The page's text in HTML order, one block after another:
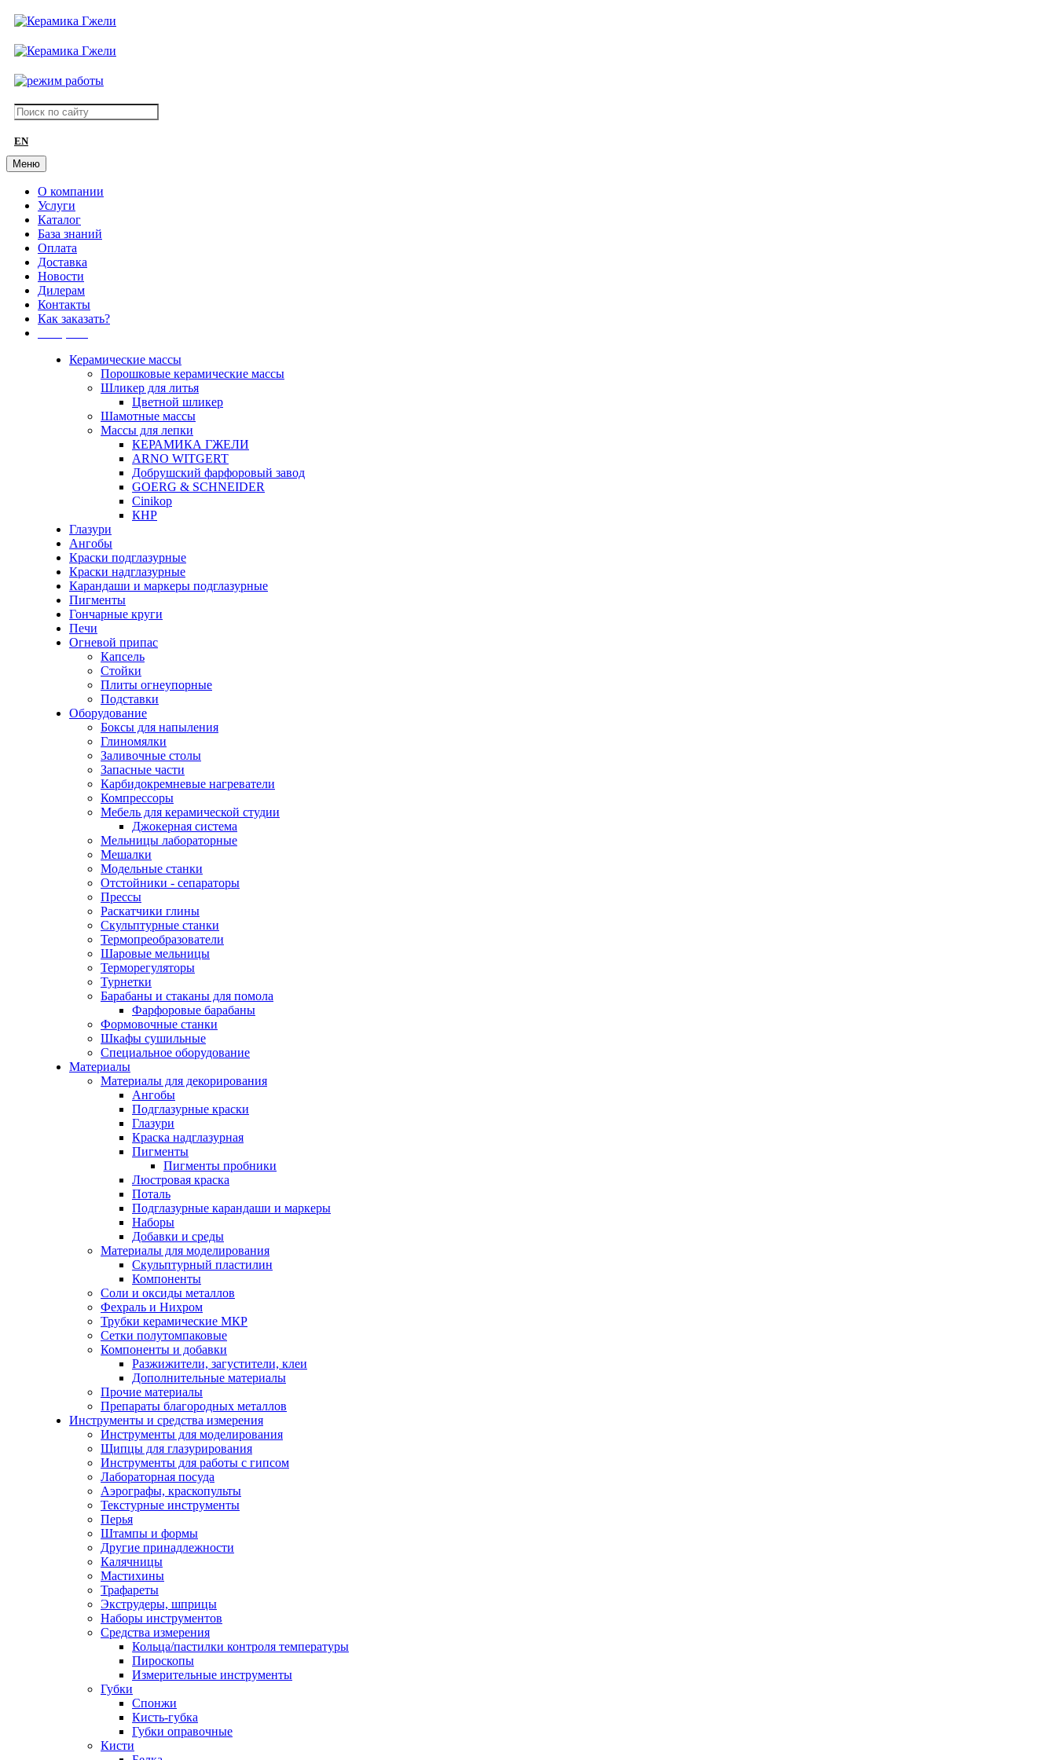
EN
Меню
О компании
Услуги
Каталог
База знаний
Оплата
Доставка
Новости
Дилерам
Контакты
Как заказать?
Керамические массы
Порошковые керамические массы
Шликер для литья
Цветной шликер
Шамотные массы
Массы для лепки
КЕРАМИКА ГЖЕЛИ
ARNO WITGERT
Добрушский фарфоровый завод
GOERG & SCHNEIDER
Cinikop
КНР
Глазури
Ангобы
Краски подглазурные
Краски надглазурные
Карандаши и маркеры подглазурные
Пигменты
Гончарные круги
Печи
Огневой припас
Капсель
Стойки
Плиты огнеупорные
Подставки
Оборудование
Боксы для напыления
Глиномялки
Заливочные столы
Запасные части
Карбидокремневые нагреватели
Компрессоры
Мебель для керамической студии
Джокерная система
Мельницы лабораторные
Мешалки
Модельные станки
Отстойники - сепараторы
Прессы
Раскатчики глины
Скульптурные станки
Термопреобразователи
Шаровые мельницы
Терморегуляторы
Турнетки
Барабаны и стаканы для помола
Фарфоровые барабаны
Формовочные станки
Шкафы сушильные
Специальное оборудование
Материалы
Материалы для декорирования
Ангобы
Подглазурные краски
Глазури
Краска надглазурная
Пигменты
Пигменты пробники
Люстровая краска
Поталь
Подглазурные карандаши и маркеры
Наборы
Добавки и среды
Материалы для моделирования
Скульптурный пластилин
Компоненты
Соли и оксиды металлов
Фехраль и Нихром
Трубки керамические МКР
Сетки полутомпаковые
Компоненты и добавки
Разжижители, загустители, клеи
Дополнительные материалы
Прочие материалы
Препараты благородных металлов
Инструменты и средства измерения
Инструменты для моделирования
Щипцы для глазурирования
Инструменты для работы с гипсом
Лабораторная посуда
Аэрографы, краскопульты
Текстурные инструменты
Перья
Штампы и формы
Другие принадлежности
Калячницы
Мастихины
Трафареты
Экструдеры, шприцы
Наборы инструментов
Средства измерения
Кольца/пастилки контроля температуры
Пироскопы
Измерительные инструменты
Губки
Спонжи
Кисть-губка
Губки оправочные
Кисти